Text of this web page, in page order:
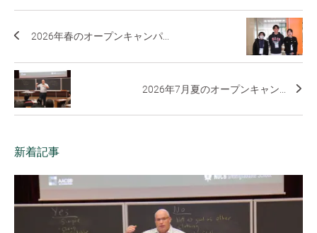
2026年春のオープンキャンパ...
2026年7月夏のオープンキャン...
新着記事